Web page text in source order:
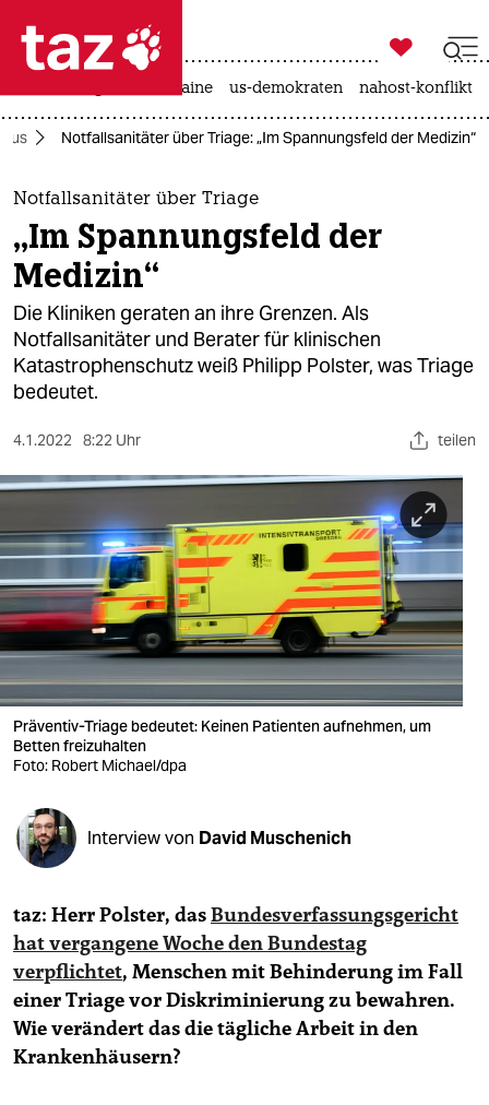
 taz zahl ich
taz zahl ich
themen
politik
öko
gesellschaft
kultur
sport
berlin
nord
wahrheit
verlag
verlag
veranstaltungen
shop
fragen & hilfe
unterstützen
genossenschaft
epaper login

taz zahl ich
krieg in der ukraine us-demokraten nahost-konflikt
Notfallsanitäter über Triage: „Im Spannungsfeld der Medizin“
Notfallsanitäter über Triage
„Im Spannungsfeld der
Medizin“
Die Kliniken geraten an ihre Grenzen. Als
Notfallsanitäter und Berater für klinischen
Katastrophenschutz weiß Philipp Polster, was Triage
bedeutet.
4.1.2022 8:22 Uhr teilen
Präventiv-Triage bedeutet: Keinen Patienten aufnehmen, um
Betten freizuhalten
Foto: Robert Michael/dpa
Interview von David Muschenich
taz: Herr Polster, dasBundesverfassungsgericht
hat vergangene Woche den Bundestag
verpflichtet, Menschen mit Behinderung im Fall
einer ­Triage vor Diskriminierung zu bewahren.
Wie verändert das die tägliche Arbeit in den
Krankenhäusern?